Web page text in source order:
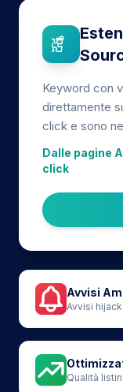
Keyword con
direttamente
click e sono
Dalle pagine
click
Avvisi
Avvisi
Qualità